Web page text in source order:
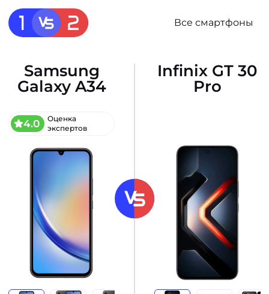
Все смартфоны
Samsung
Galaxy A34
4.0
Оценка
экспертов
Infinix GT 30
Pro